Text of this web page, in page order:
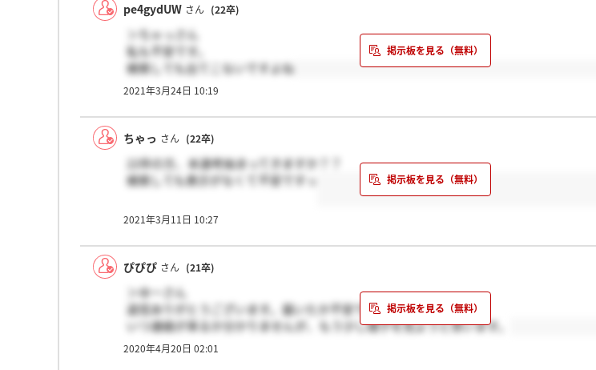
pe4gydUW さん (22卒)
＞ちゃっさん
私も不安です。
検索しても出てこないですよね
2021年3月24日 10:19
ちゃっ さん (22卒)
22卒の方、本選考始まってきますか？？
検索しても表示がなくて不安ですっ
2021年3月11日 10:27
ぴぴぴ さん (21卒)
＞ゆーさん
返信ありがとうございます。届いたか不安ですよね…。
いつ連絡が来るか分かりませんが、もう少し様子を見ようと思います。
2020年4月20日 02:01